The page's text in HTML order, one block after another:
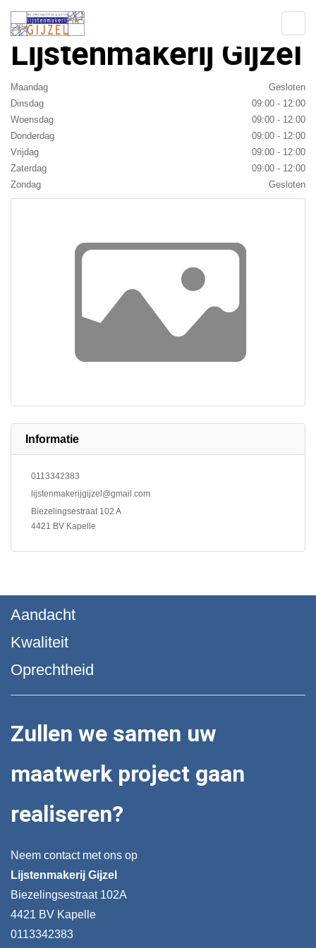
Branches
Lijstenmakerij Gijzel
Maandag
Gesloten
Dinsdag
09:00 - 12:00
Woensdag
09:00 - 12:00
Donderdag
09:00 - 12:00
Vrijdag
09:00 - 12:00
Zaterdag
09:00 - 12:00
Zondag
Gesloten
Informatie
0113342383
lijstenmakerijgijzel@gmail.com
Biezelingsestraat 102 A
4421 BV Kapelle
Aandacht
Kwaliteit
Oprechtheid
Zullen we samen uw
maatwerk project gaan
realiseren?
Neem contact met ons op
Lijstenmakerij Gijzel
Biezelingsestraat 102A
4421 BV Kapelle
0113342383